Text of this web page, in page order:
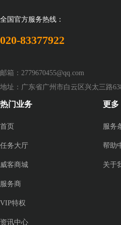
全国官方服务热线：
020-83377922
邮箱：2779670455@qq.com
地址：广东省广州市白云区兴太三路
热门业务
首页
任务大厅
威客商城
服务商
VIP特权
资讯中心
更多
服务
帮助
关于